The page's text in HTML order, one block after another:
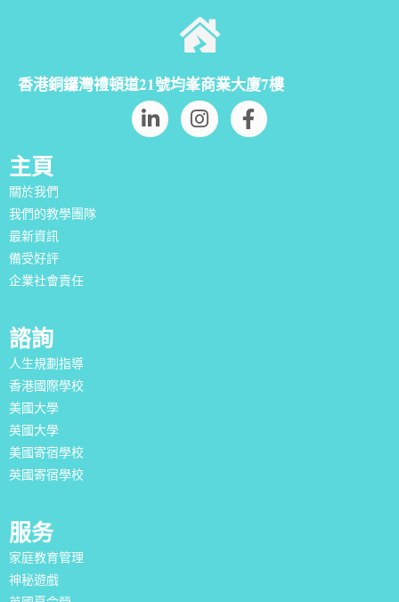
香港銅鑼灣禮頓道21號均峯商業大廈7樓
主頁
關於我們
我們的教學團隊
最新資訊
備受好評
企業社會責任
諮詢
人生規劃指導
香港國際學校
美國大學
英國大學
美國寄宿學校
英國寄宿學校
服务
家庭教育管理
神秘遊戲